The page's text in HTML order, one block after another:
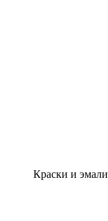
Краски и эмали